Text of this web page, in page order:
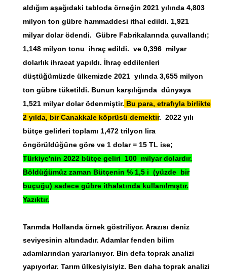
aldığım aşağıdaki tabloda örneğin 2021 yılında 4,803
milyon ton gübre hammaddesi ithal edildi. 1,921
milyar dolar ödendi. Gübre Fabrikalarında çuvallandı;
1,148 milyon tonu ihraç edildi. ve 0,396 milyar
dolarlık ihracat yapıldı. İhraç eddilenleri
düştüğümüzde ülkemizde 2021 yılında 3,655 milyon
ton gübre tüketildi. Bunun karşılığında dünyaya
1,521 milyar dolar ödenmiştir. Bu para, etrafıyla birlikte
2 yılda, bir Canakkale köprüsü demektir. 2022 yılı
bütçe gelirleri toplamı 1,472 trilyon lira
öngörüldüğüne göre ve 1 dolar = 15 TL ise;
Türkiye'nin 2022 bütçe geliri 100 milyar dolardır.
Böldüğümüz zaman Bütçenin % 1,5 i (yüzde bir
buçuğu) sadece gübre ithalatında kullanılmıştır.
Yazıktır.
Tarımda Hollanda örnek göstriliyor. Arazısı deniz
seviyesinin altındadır. Adamlar fenden bilim
adamlarından yararlanıyor. Bin defa toprak analizi
yapıyorlar. Tarım ülkesiyisiyiz. Ben daha toprak analizi